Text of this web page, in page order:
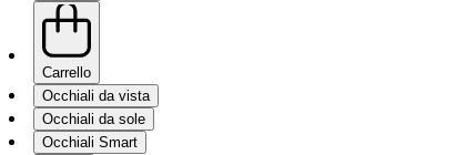
Carrello
Occhiali da vista
Occhiali da sole
Occhiali Smart